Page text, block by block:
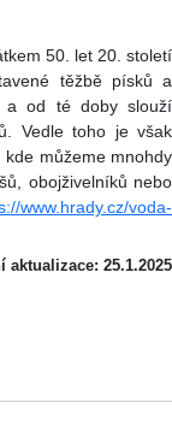
50. let 20. století
těžbě písků a
a od té doby slouží
Vedle toho je však
můžeme mnohdy
obojživelníků nebo
www.hrady.cz/voda-
aktualizace: 25.1.2025